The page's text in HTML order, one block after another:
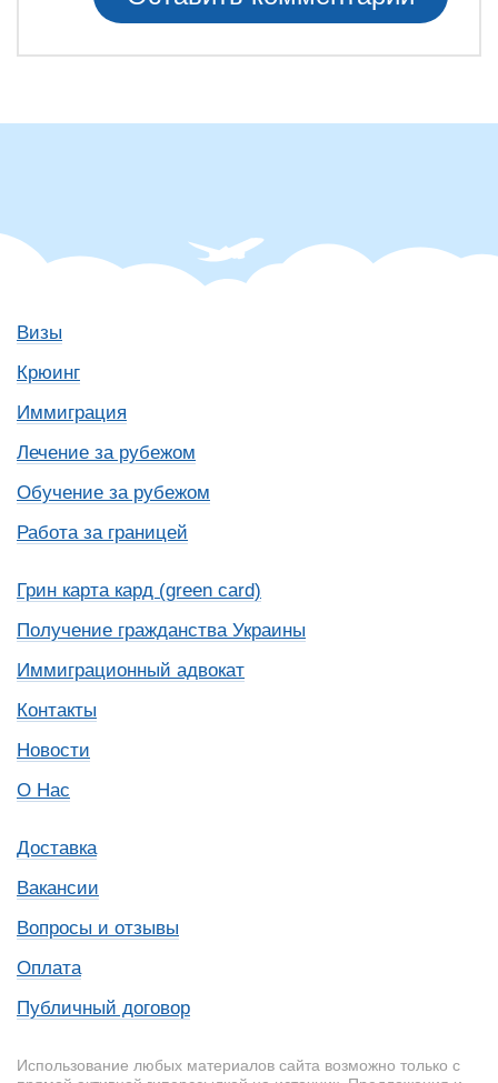
Визы
Крюинг
Иммиграция
Лечение за рубежом
Обучение за рубежом
Работа за границей
Грин карта кард (green card)
Получение гражданства Украины
Иммиграционный адвокат
Контакты
Новости
О Нас
Доставка
Вакансии
Вопросы и отзывы
Оплата
Публичный договор
Использование любых материалов сайта возможно только с